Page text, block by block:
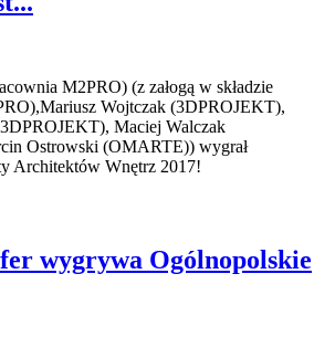
M2PRO) (z załogą w składzie
Wojtczak (3DPROJEKT),
Maciej Walczak
Ostrowski (OMARTE)) wygrał
Architektów Wnętrz 2017!
wygrywa Ogólnopolskie